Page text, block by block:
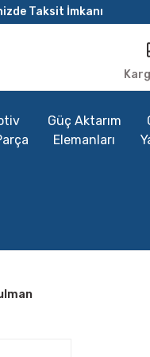
Taksit İmkanı
Güç Aktarım
Elemanları